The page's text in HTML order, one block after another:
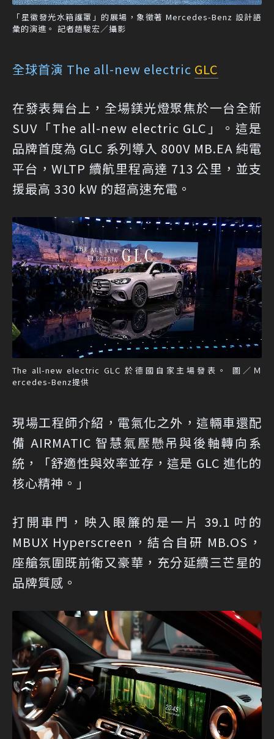
「星徽發光水箱護罩」的展場，象徵著 Mercedes-Benz 設計語
彙的演進。 記者趙駿宏／攝影
全球首演 The all-new electric GLC
在發表舞台上，全場鎂光燈聚焦於一台全新
SUV「The all-new electric GLC」。這是
品牌首度為 GLC 系列導入 800V MB.EA 純電
平台，WLTP 續航里程高達 713 公里，並支
援最高 330 kW 的超高速充電。
The all-new electric GLC 於德國自家主場發表。 圖／Ｍ
ercedes-Benz提供
現場工程師介紹，電氣化之外，這輛車還配
備 AIRMATIC 智慧氣壓懸吊與後軸轉向系
統，「舒適性與效率並存，這是 GLC 進化的
核心精神。」
打開車門，映入眼簾的是一片 39.1 吋的
MBUX Hyperscreen，結合自研 MB.OS，
座艙氛圍既前衛又豪華，充分延續三芒星的
品牌質感。